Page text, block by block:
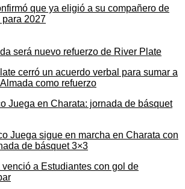
que ya eligió a su compañero de
para 2027
cerró un acuerdo verbal para sumar a
como refuerzo
Juega sigue en marcha en Charata con
de básquet 3×3